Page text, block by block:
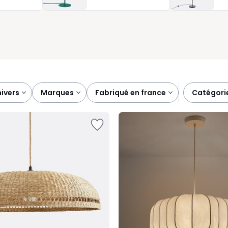
modèles faciles à intégrer, du plus discret au plus affirmé,
marques fabriqué en france